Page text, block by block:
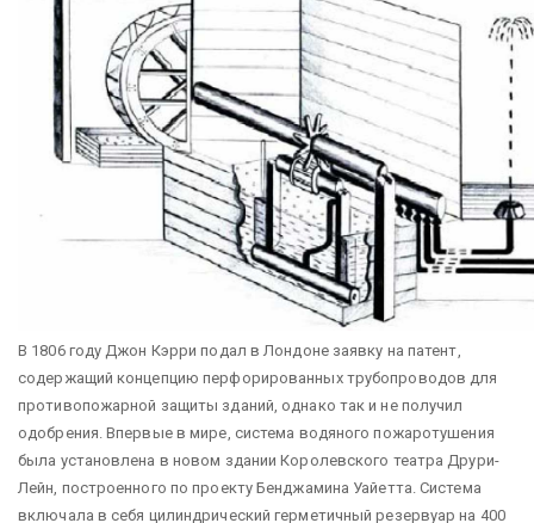
В 1806 году Джон Кэрри подал в Лондоне заявку на патент,
содержащий концепцию перфорированных трубопроводов для
противопожарной защиты зданий, однако так и не получил
одобрения. Впервые в мире, система водяного пожаротушения
была установлена в новом здании Королевского театра Друри-
Лейн, построенного по проекту Бенджамина Уайетта. Система
включала в себя цилиндрический герметичный резервуар на 400